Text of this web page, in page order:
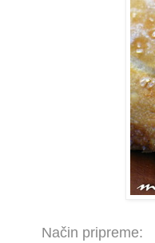
Način pripreme: